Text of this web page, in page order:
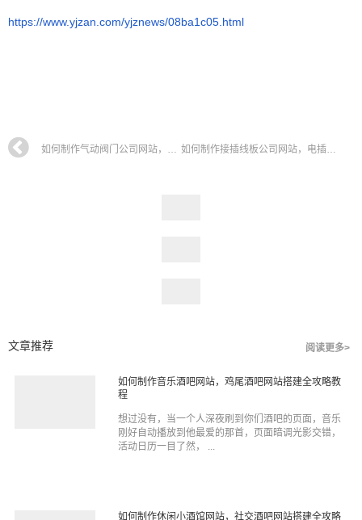
https://www.yjzan.com/yjznews/08ba1c05.html
如何制作气动阀门公司网站，截止阀门企业网站搭建全攻略教程 如何制作接插线板公司网站，电插排企业网站搭建全攻略教程
文章推荐 阅读更多>
如何制作音乐酒吧网站，鸡尾酒吧网站搭建全攻略教
程
想过没有，当一个人深夜刷到你们酒吧的页面，音乐
刚好自动播放到他最爱的那首，页面暗调光影交错，
活动日历一目了然， ...
如何制作休闲小酒馆网站，社交酒吧网站搭建全攻略